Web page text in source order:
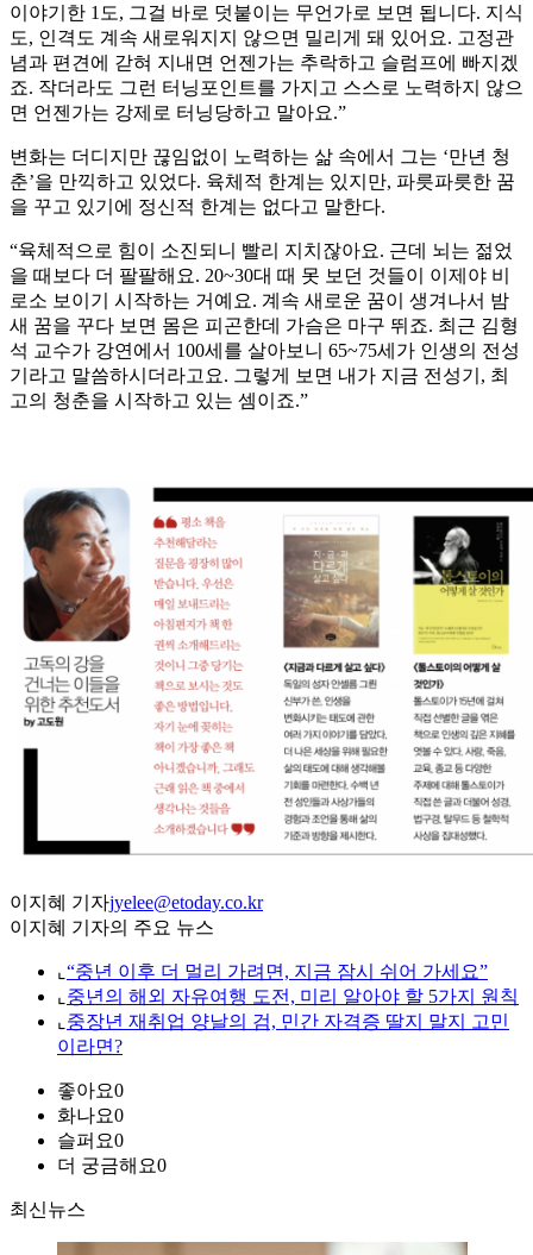
이야기한 1도, 그걸 바로 덧붙이는 무언가로 보면 됩니다. 지식
도, 인격도 계속 새로워지지 않으면 밀리게 돼 있어요. 고정관
념과 편견에 갇혀 지내면 언젠가는 추락하고 슬럼프에 빠지겠
죠. 작더라도 그런 터닝포인트를 가지고 스스로 노력하지 않으
면 언젠가는 강제로 터닝당하고 말아요.”
변화는 더디지만 끊임없이 노력하는 삶 속에서 그는 ‘만년 청
춘’을 만끽하고 있었다. 육체적 한계는 있지만, 파릇파릇한 꿈
을 꾸고 있기에 정신적 한계는 없다고 말한다.
“육체적으로 힘이 소진되니 빨리 지치잖아요. 근데 뇌는 젊었
을 때보다 더 팔팔해요. 20~30대 때 못 보던 것들이 이제야 비
로소 보이기 시작하는 거예요. 계속 새로운 꿈이 생겨나서 밤
새 꿈을 꾸다 보면 몸은 피곤한데 가슴은 마구 뛰죠. 최근 김형
석 교수가 강연에서 100세를 살아보니 65~75세가 인생의 전성
기라고 말씀하시더라고요. 그렇게 보면 내가 지금 전성기, 최
고의 청춘을 시작하고 있는 셈이죠.”
이지혜 기자jyelee@etoday.co.kr
이지혜 기자의 주요 뉴스
⌞ “중년 이후 더 멀리 가려면, 지금 잠시 쉬어 가세요”
⌞ 중년의 해외 자유여행 도전, 미리 알아야 할 5가지 원칙
⌞ 중장년 재취업 양날의 검, 민간 자격증 딸지 말지 고민
이라면?
좋아요0
화나요0
슬퍼요0
더 궁금해요0
최신뉴스